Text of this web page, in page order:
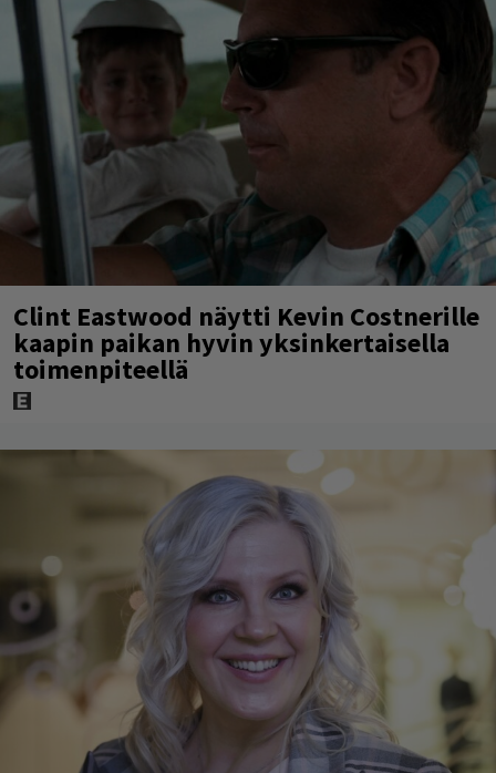
Clint Eastwood näytti Kevin Costnerille
kaapin paikan hyvin yksinkertaisella
toimenpiteellä